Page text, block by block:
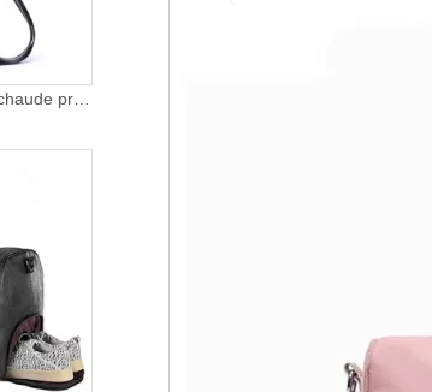
Logo personnalisé vente chaude prix bon marché nouveauté conception facile à transporter écologique Portable Oxford tapis de Yoga sac